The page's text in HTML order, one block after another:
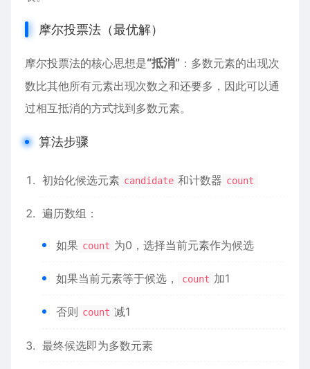
摩尔投票法（最优解）
摩尔投票法的核心思想是“抵消” ：多数元素的出现次
数比其他所有元素出现次数之和还要多，因此可以通
过相互抵消的方式找到多数元素。
算法步骤
初始化候选元素 candidate 和计数器 count
遍历数组：
如果 count 为0，选择当前元素作为候选
如果当前元素等于候选， count 加1
否则 count 减1
最终候选即为多数元素